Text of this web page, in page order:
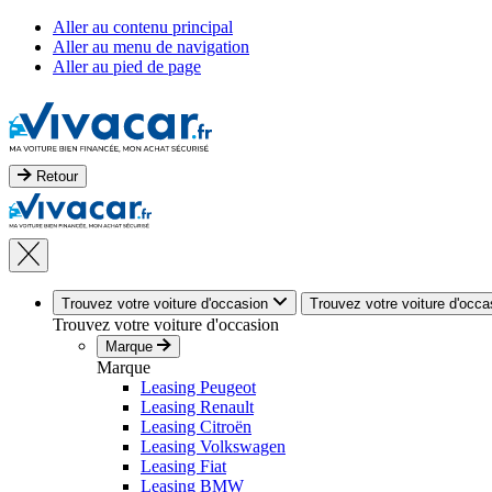
Aller au contenu principal
Aller au menu de navigation
Aller au pied de page
Retour
Trouvez votre voiture d'occasion Trouvez votre voiture
Trouvez votre voiture d'occasion
Marque
Marque
Leasing Peugeot
Leasing Renault
Leasing Citroën
Leasing Volkswagen
Leasing Fiat
Leasing BMW